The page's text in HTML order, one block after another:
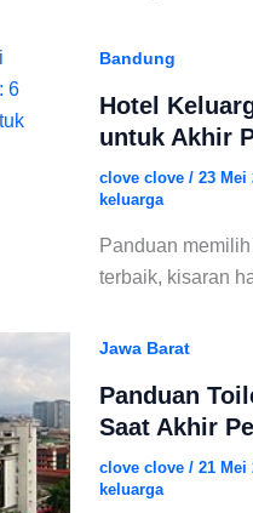
Bandung
Hotel
untuk Akhir
clove clove / 23 Mei
keluarga
Panduan
terbaik, kisaran
Jawa Barat
Panduan
Saat Akhir
clove clove / 21 Mei
keluarga